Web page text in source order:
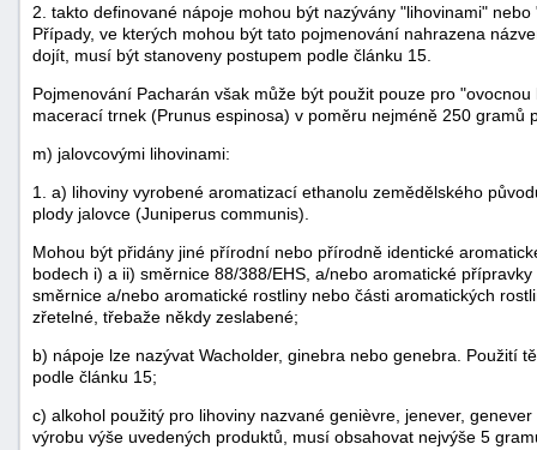
2. takto definované nápoje mohou být nazývány "lihovinami"
Případy, ve kterých mohou být tato pojmenování nahrazena
dojít, musí být stanoveny postupem podle článku 15.
Pojmenování Pacharán však může být použit pouze pro
macerací trnek (Prunus espinosa) v poměru nejméně 250 gramů
m) jalovcovými lihovinami:
1. a) lihoviny vyrobené aromatizací ethanolu zemědělského
plody jalovce (Juniperus communis).
Mohou být přidány jiné přírodní nebo přírodně identické
bodech i) a ii) směrnice 88/388/EHS, a/nebo aromatické
směrnice a/nebo aromatické rostliny nebo části aromatických
zřetelné, třebaže někdy zeslabené;
b) nápoje lze nazývat Wacholder, ginebra nebo genebra. Použití
podle článku 15;
c) alkohol použitý pro lihoviny nazvané genièvre, jenever,
výrobu výše uvedených produktů, musí obsahovat nejvýše 5